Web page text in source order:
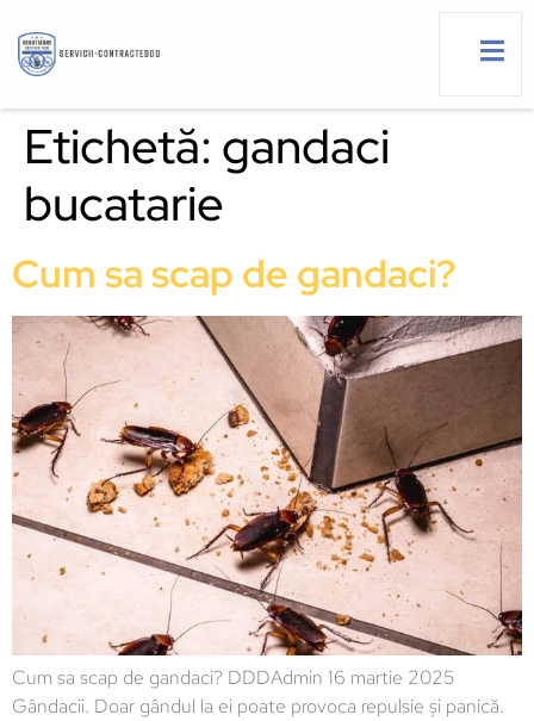
Etichetă: gandaci
bucatarie
Cum sa scap de gandaci?
Cum sa scap de gandaci? DDDAdmin 16 martie 2025
Gândacii. Doar gândul la ei poate provoca repulsie și panică.